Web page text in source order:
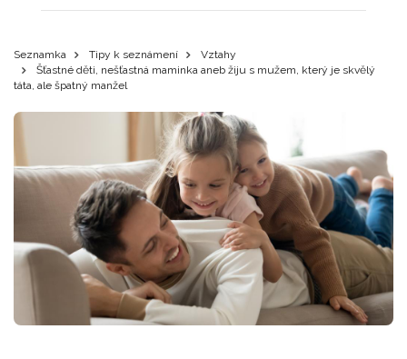
Seznamka Tipy k seznámení
Vztahy
Šťastné děti, nešťastná maminka aneb žiju s mužem, který je skvělý
táta, ale špatný manžel